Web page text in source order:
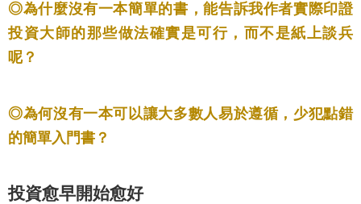
◎為什麼沒有一本簡單的書，能告訴我作者實際印證
投資大師的那些做法確實是可行，而不是紙上談兵
呢？
◎為何沒有一本可以讓大多數人易於遵循，少犯點錯
的簡單入門書？
投資愈早開始愈好